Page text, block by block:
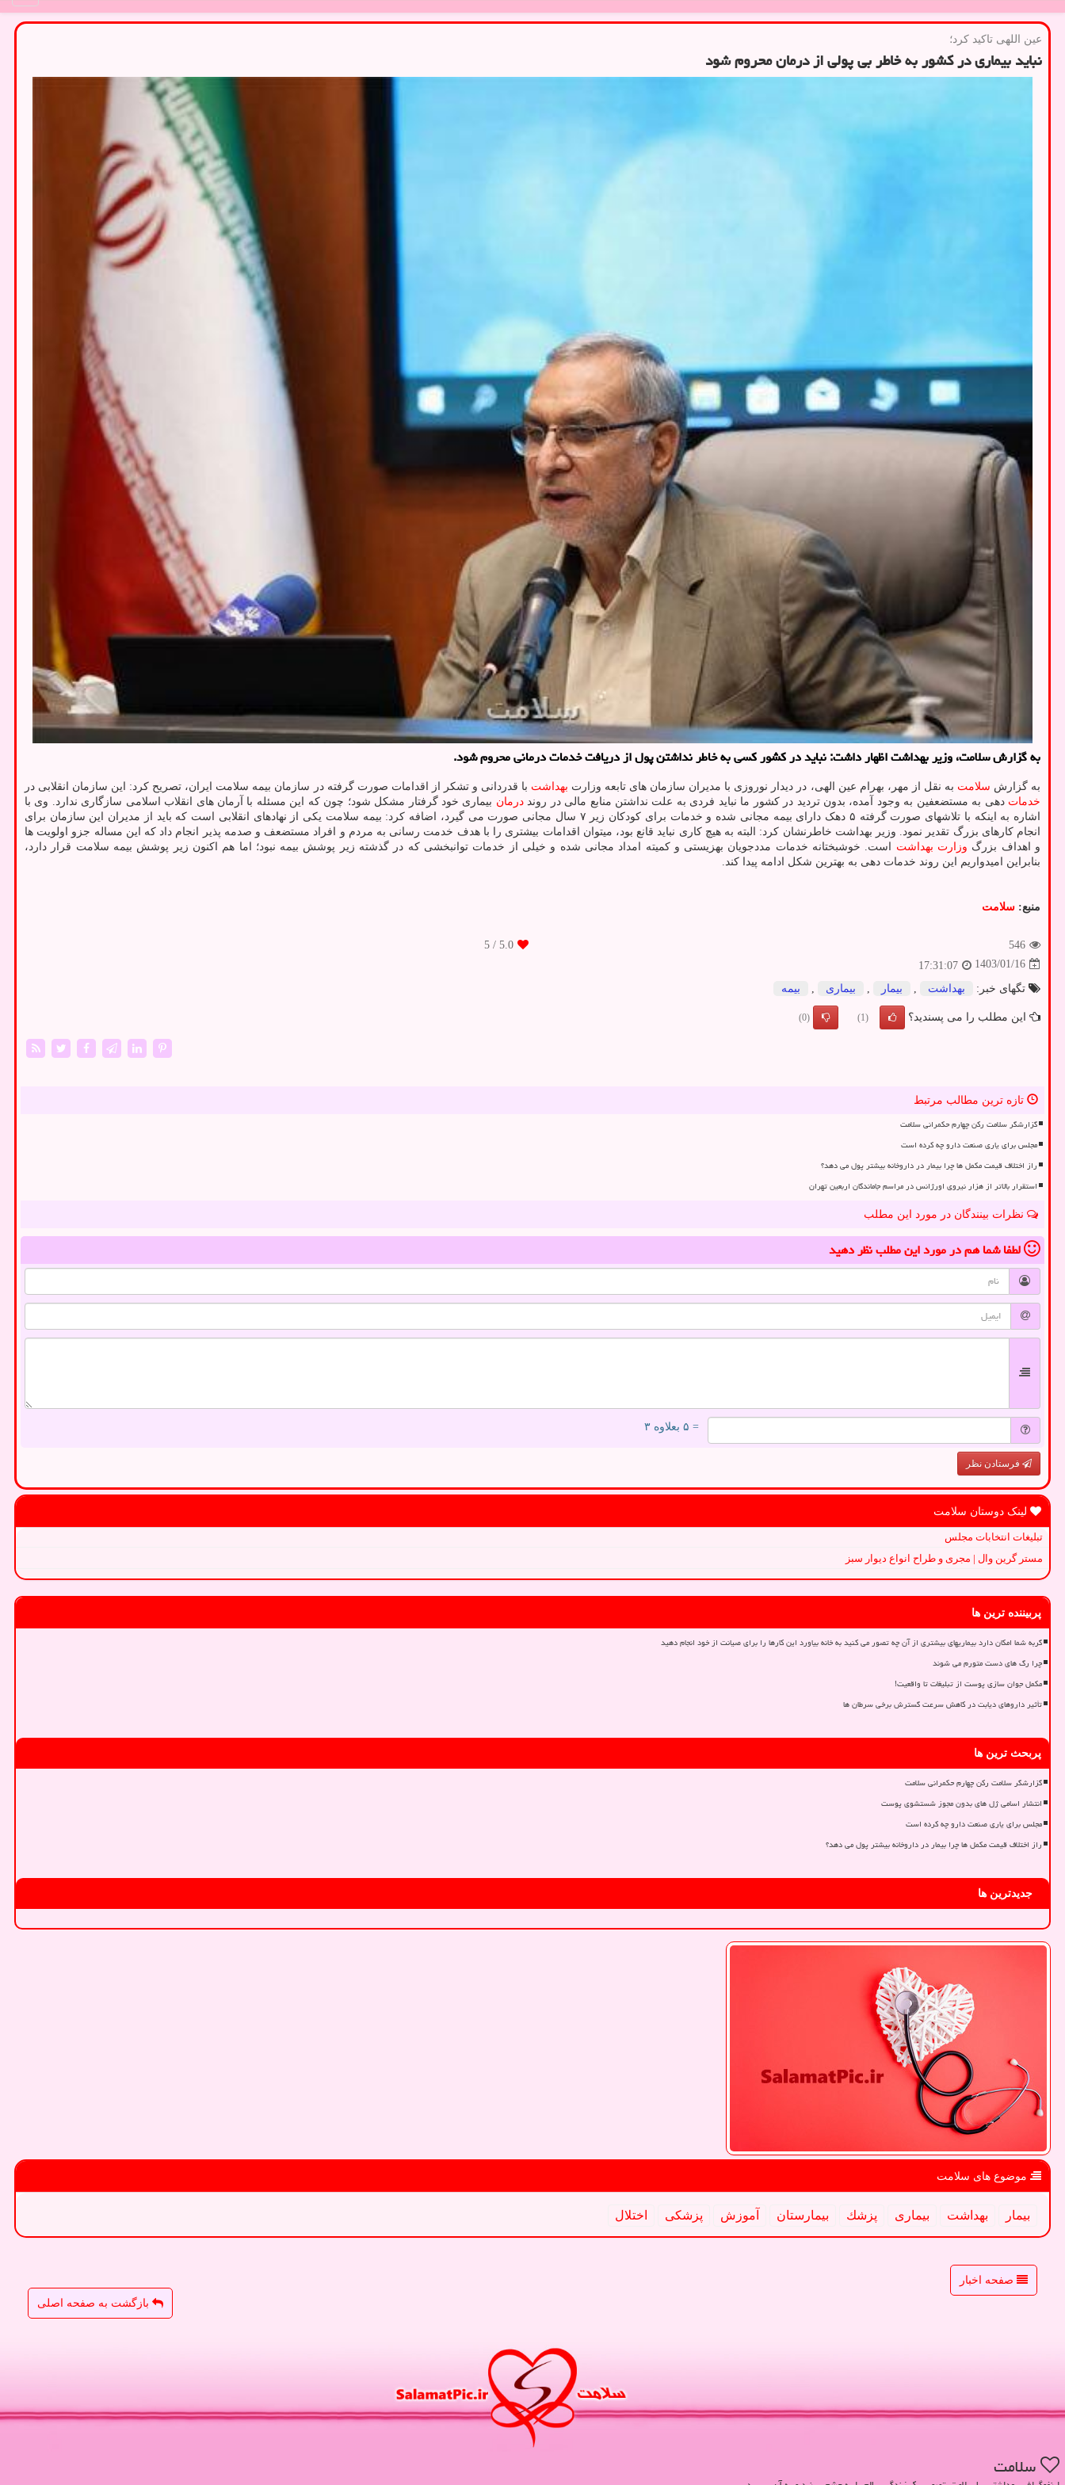
عین اللهی تاكید كرد؛
نباید بیماری در کشور به خاطر بی پولی از درمان محروم شود
به گزارش سلامت، وزیر بهداشت اظهار داشت: نباید در کشور کسی به خاطر نداشتن پول از دریافت خدمات درمانی محروم شود.
به گزارش سلامت به نقل از مهر، بهرام عین الهی، در دیدار نوروزی با مدیران سازمان های تابعه وزارت بهداشت با قدردانی و تشکر از اقدامات صورت گرفته در سازمان بیمه سلامت ایران، تصریح کرد: این سازمان انقلابی در
خدمات دهی به مستضعفین به وجود آمده، بدون تردید در کشور ما نباید فردی به علت نداشتن منابع مالی در رونددرمان بیماری خود گرفتار مشکل شود؛ چون که این مسئله با آرمان های انقلاب اسلامی سازگاری ندارد. وی با
اشاره به اینکه با تلاشهای صورت گرفته ۵ دهک دارای بیمه مجانی شده و خدمات برای کودکان زیر ۷ سال مجانی صورت می گیرد، اضافه کرد: بیمه سلامت یکی از نهادهای انقلابی است که باید از مدیران این سازمان برای
انجام کارهای بزرگ تقدیر نمود. وزیر بهداشت خاطرنشان کرد: البته به هیچ کاری نباید قانع بود، میتوان اقدامات بیشتری را با هدف خدمت رسانی به مردم و افراد مستضعف و صدمه پذیر انجام داد که این مساله جزو اولویت ها
و اهداف بزرگ وزارت بهداشت است. خوشبختانه خدمات مددجویان بهزیستی و کمیته امداد مجانی شده و خیلی از خدمات توانبخشی که در گذشته زیر پوشش بیمه نبود؛ اما هم اکنون زیر پوشش بیمه سلامت قرار دارد،
بنابراین امیدواریم این روند خدمات دهی به بهترین شکل ادامه پیدا کند.
منبع: سلامت
546
5.0
/ 5
1403/01/16
17:31:07
تگهای خبر:
بهداشت بیمار بیماری بیمه
این مطلب را می پسندید؟ (1)
(0)
تازه ترین مطالب مرتبط
گزارشگر سلامت رکن چهارم حکمرانی سلامت
مجلس برای یاری صنعت دارو چه کرده است
راز اختلاف قیمت مکمل ها چرا بیمار در داروخانه بیشتر پول می دهد؟
استقرار بالاتر از هزار نیروی اورژانس در مراسم جاماندگان اربعین تهران
نظرات بینندگان در مورد این مطلب
لطفا شما همدر مورد این مطلبنظر دهید
= ۵ بعلاوه ۳
فرستادن نظر
لینک دوستان سلامت
تبلیغات انتخابات مجلس
مستر گرین وال | مجری و طراح انواع دیوار سبز
پربیننده ترین ها
گربه شما امکان دارد بیماریهای بیشتری از آن چه تصور می کنید به خانه بیاورد این کارها را برای صیانت از خود انجام دهید
چرا رگ های دست متورم می شوند
مکمل جوان سازی پوست از تبلیغات تا واقعیت!
تأثیر داروهای دیابت در کاهش سرعت گسترش برخی سرطان ها
پربحث ترین ها
گزارشگر سلامت رکن چهارم حکمرانی سلامت
انتشار اسامی ژل های بدون مجوز شستشوی پوست
مجلس برای یاری صنعت دارو چه کرده است
راز اختلاف قیمت مکمل ها چرا بیمار در داروخانه بیشتر پول می دهد؟
جدیدترین ها
موضوع های سلامت
بیمار بهداشت بیماری پزشك بیمارستان آموزش پزشكی اختلال
صفحه اخبار
بازگشت به صفحه اصلی
سلامت